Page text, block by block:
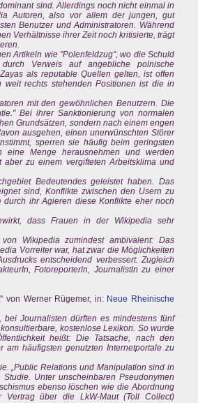
sind. Allerdings noch nicht einmal in
Autoren, also vor allem der jungen, gut
Benutzer und Administratoren. Während
Verhältnisse ihrer Zeit noch kritisierte, trägt
Artikeln wie "Polenfeldzug", wo die Schuld
Verweis auf angebliche polnische
als reputable Quellen gelten, ist offen
weit rechts stehenden Positionen ist die in
mit den gewöhnlichen Benutzern. Die
Bei ihrer Sanktionierung von normalen
Grundsätzen, sondern nach einem engen
ausgehen, einen unerwünschten Störer
sperren sie häufig beim geringsten
eine Menge herausnehmen und werden
aber zu einem vergifteten Arbeitsklima und
Bedeutendes geleistet haben. Das
sind, Konflikte zwischen den Usern zu
ihr Agieren diese Konflikte eher noch
dass Frauen in der Wikipedia sehr
Wikipedia zumindest ambivalent: Das
Vorreiter war, hat zwar die Möglichkeiten
entscheidend verbessert. Zugleich
Fotoreporterln, Journalistln zu einer
von Werner Rügemer, in: Neue Rheinische
Journalisten dürften es mindestens fünf
kostenlose Lexikon. So wurde
heißt: Die Tatsache, nach den
häufigsten genutzten Internetportale zu
„Public Relations und Manipulation sind in
Unter unscheinbaren Pseudonymen
ebenso löschen wie die Abordnung
Vertrag über die LkW-Maut (Toll Collect)